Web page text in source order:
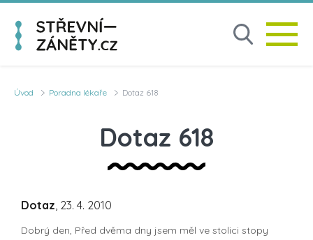
Úvod Poradna lékaře Dotaz 618
Dotaz 618
Dotaz, 23. 4. 2010
Dobrý den, Před dvěma dny jsem měl ve stolici stopy